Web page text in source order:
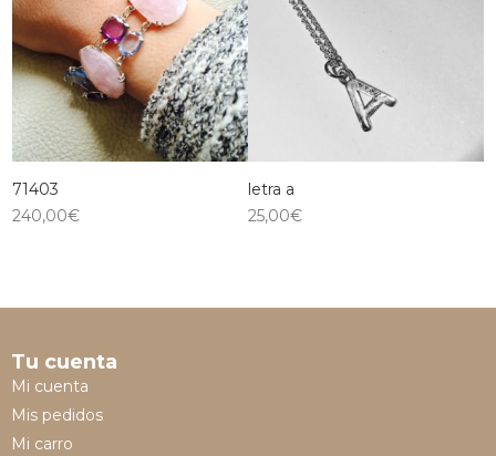
71403
240,00€
letra a
25,00€
Tu cuenta
Mi cuenta
Mis pedidos
Mi carro